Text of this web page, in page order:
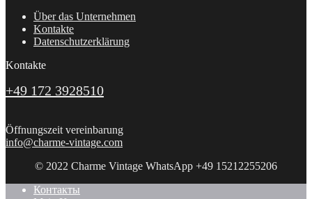
Über das Unternehmen
Kontakte
Datenschutzerklärung
Kontakte
+49 172 3928510
Öffnungszeit vereinbarung
info@charme-vintage.com
© 2022 Charme Vintage WhatsApp +49 15212255206
Контакты